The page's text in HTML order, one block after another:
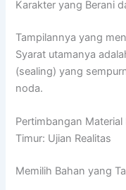
Karakter yang Berani
Tampilannya yang
Syarat utamanya
(sealing) yang
noda.
Pertimbangan
Timur: Ujian Realitas
Memilih Bahan yang